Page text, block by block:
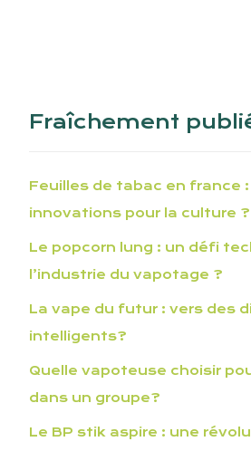
Fraîchement
Feuilles de tabac en france
innovations pour la culture ?
Le popcorn lung : un défi
l’industrie du vapotage ?
La vape du futur : vers des
intelligents?
Quelle vapoteuse choisir
dans un groupe?
Le BP stik aspire : une